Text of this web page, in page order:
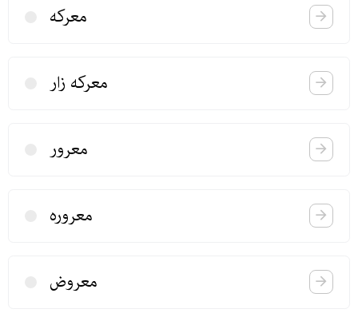
معركه
معركه زار
معرور
معروره
معروض